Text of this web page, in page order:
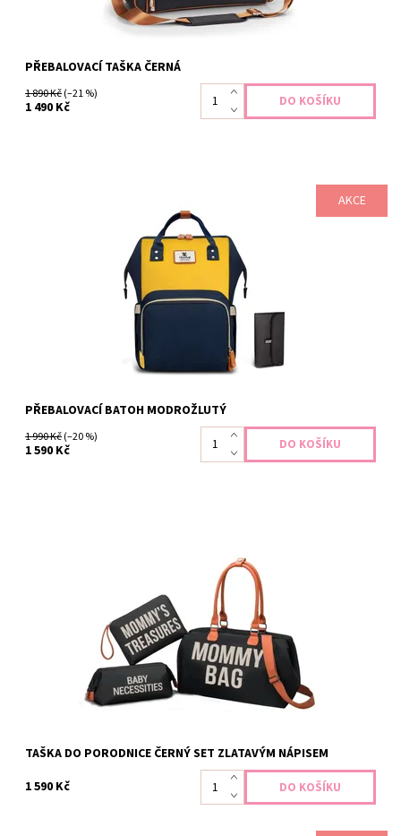
PŘEBALOVACÍ TAŠKA ČERNÁ
1 890 Kč(–21 %)
1 490 Kč
AKCE
Praktický přebalovací batoh, kde každá věc pro miminko má své
místo. AKCE - k batohu přebalovací podložka zdarma. Kapacita
24 L Rozměry 42 x 27 x 21 cm Systematický úložný prostor
Přihrádky na lahvičky Vyroben z nepromokavé oxfordské látky
Skladem
2 roky
PŘEBALOVACÍ BATOH MODROŽLUTÝ
1 990 Kč(–20 %)
1 590 Kč
výbavičky. Využijete ji nejen v porodnici, ale bude Vás
doprovázet i na všech výletech s miminkem. Rozměry 43 x 30 x
24cm Váha 0.8 kg Voděodolná Prakticky členěná hlavní kapsa...
Skladem
2 roky
TAŠKA DO PORODNICE ČERNÝ SET ZLATAVÝM NÁPISEM
1 590 Kč